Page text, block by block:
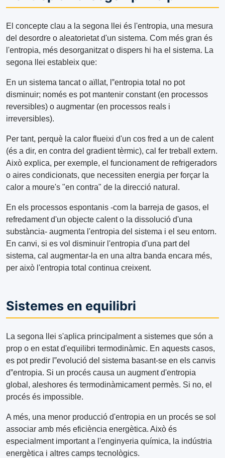
El concepte clau a la segona llei és l'entropia, una mesura
del desordre o aleatorietat d'un sistema. Com més gran és
l'entropia, més desorganitzat o dispers hi ha el sistema. La
segona llei estableix que:
En un sistema tancat o aïllat, l‟entropia total no pot
disminuir; només es pot mantenir constant (en processos
reversibles) o augmentar (en processos reals i
irreversibles).
Per tant, perquè la calor flueixi d'un cos fred a un de calent
(és a dir, en contra del gradient tèrmic), cal fer treball extern.
Això explica, per exemple, el funcionament de refrigeradors
o aires condicionats, que necessiten energia per forçar la
calor a moure's "en contra" de la direcció natural.
En els processos espontanis -com la barreja de gasos, el
refredament d'un objecte calent o la dissolució d'una
substància- augmenta l'entropia del sistema i el seu entorn.
En canvi, si es vol disminuir l'entropia d'una part del
sistema, cal augmentar-la en una altra banda encara més,
per això l'entropia total continua creixent.
Sistemes en equilibri
La segona llei s'aplica principalment a sistemes que són a
prop o en estat d'equilibri termodinàmic. En aquests casos,
es pot predir l‟evolució del sistema basant-se en els canvis
d‟entropia. Si un procés causa un augment d'entropia
global, aleshores és termodinàmicament permès. Si no, el
procés és impossible.
A més, una menor producció d'entropia en un procés se sol
associar amb més eficiència energètica. Això és
especialment important a l'enginyeria química, la indústria
energètica i altres camps tecnològics.